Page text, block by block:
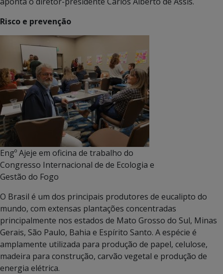
Risco e prevenção
Engº Ajeje em oficina de trabalho do
Congresso Internacional de de Ecologia e
Gestão do Fogo
O Brasil é um dos principais produtores de eucalipto do
mundo, com extensas plantações concentradas
principalmente nos estados de Mato Grosso do Sul, Minas
Gerais, São Paulo, Bahia e Espírito Santo. A espécie é
amplamente utilizada para produção de papel, celulose,
madeira para construção, carvão vegetal e produção de
energia elétrica.